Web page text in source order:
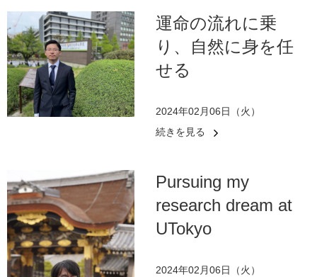
運命の流れに乗
り、自然に身を任
せる
2024年02月06日（火）
続きを見る
Pursuing my
research dream at
UTokyo
2024年02月06日（火）